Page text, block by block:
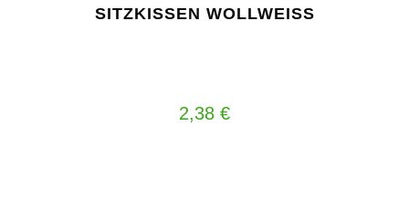
SITZKISSEN WOLLWEISS
2,38 €